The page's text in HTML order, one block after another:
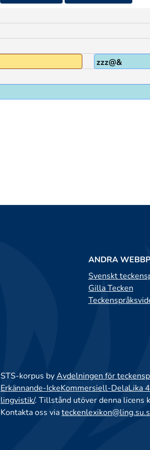
zzz@&
ANDRA
Svenskt
Gilla Tecken
STS-korpus byAvdelningen för
Erkännande-IckeKommersiell-DelaLika
lingvistik/. Tillstånd utöver denna licens
Kontakta oss via